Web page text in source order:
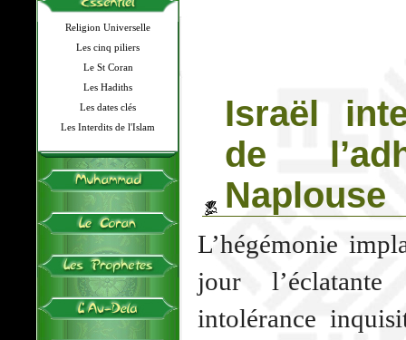
Religion Universelle
Les cinq piliers
Le St Coran
Les Hadiths
Les dates clés
Les Interdits de l'Islam
Israël
de
Naplouse
L’hégémonie
jour
intolérance